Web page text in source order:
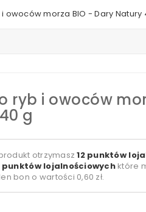
owoców morza BIO - Dary Natury
ryb i owoców
g
otrzymasz12punktów
punktów lojalnościowychktóre
bon o wartości 0,60 zł.